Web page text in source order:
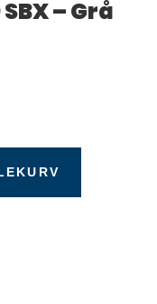
– Grå